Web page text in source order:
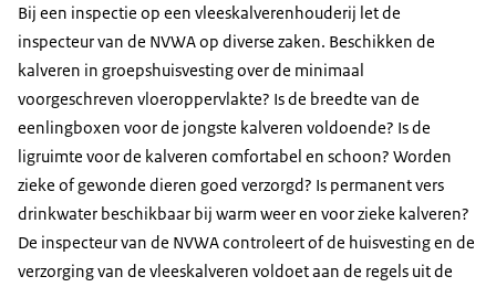
Bij een inspectie op een vleeskalverenhouderij let de
inspecteur van de NVWA op diverse zaken. Beschikken de
kalveren in groepshuisvesting over de minimaal
voorgeschreven vloeroppervlakte? Is de breedte van de
eenlingboxen voor de jongste kalveren voldoende? Is de
ligruimte voor de kalveren comfortabel en schoon? Worden
zieke of gewonde dieren goed verzorgd? Is permanent vers
drinkwater beschikbaar bij warm weer en voor zieke kalveren?
De inspecteur van de NVWA controleert of de huisvesting en de
verzorging van de vleeskalveren voldoet aan de regels uit de